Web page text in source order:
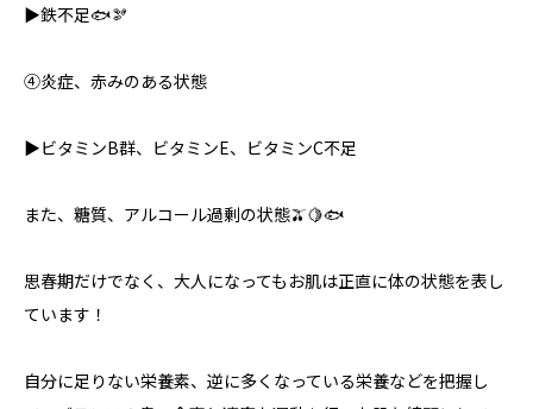
▶︎鉄不足🐟🫘
④炎症、赤みのある状態
▶︎ビタミンB群、ビタミンE、ビタミンC不足
また、糖質、アルコール過剰の状態🫒🍋🐟
思春期だけでなく、大人になってもお肌は正直に体の状態を表し
ています！
自分に足りない栄養素、逆に多くなっている栄養などを把握し